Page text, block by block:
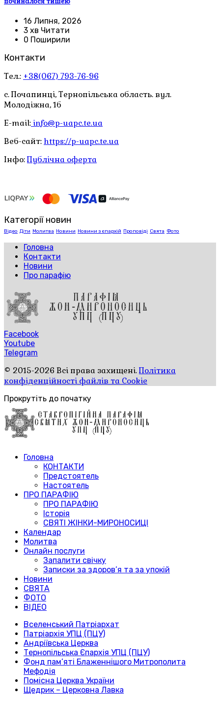
16 Липня, 2026
3 хв Читати
0 Поширили
Контакти
Тел.: +38(067) 793-76-96
с. Почапинці, Тернопільська область. вул.
Молодіжна, 1б
E-mail: info@p-uapc.te.ua
Веб-сайт: https://p-uapc.te.ua
Інфо:Публічна оферта
Категорії новин
Відео Діти Молитва Новини Новини з єпархій Проповіді Свята Фото
Головна
Контакти
Новини
Про парафію
Facebook
Youtube
Telegram
© 2015-2026 Всі права захищені.Політика
конфіденційності файлів та Cookie
Прокрутіть до початку
Головна
КОНТАКТИ
Предстоятель
Настоятель
ПРО ПАРАФІЮ
ПРО ПАРАФІЮ
Історія
СВЯТІ ЖІНКИ-МИРОНОСИЦІ
Календар
Молитва
Онлайн послуги
Запалити свічку
Записки за здоров’я та за упокій
Новини
СВЯТА
ФОТО
ВІДЕО
Вселенський Патріархат
Патріархія УПЦ (ПЦУ)
Андріївська Церква
Тернопільська Єпархія УПЦ (ПЦУ)
Фонд пам’яті Блаженнішого Митрополита
Мефодія
Помісна Церква України
Щедрик – Церковна Лавка